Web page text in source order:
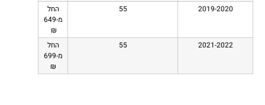
2019-2020
55
החל
מ-649
₪
2021-2022
55
החל
מ-699
₪